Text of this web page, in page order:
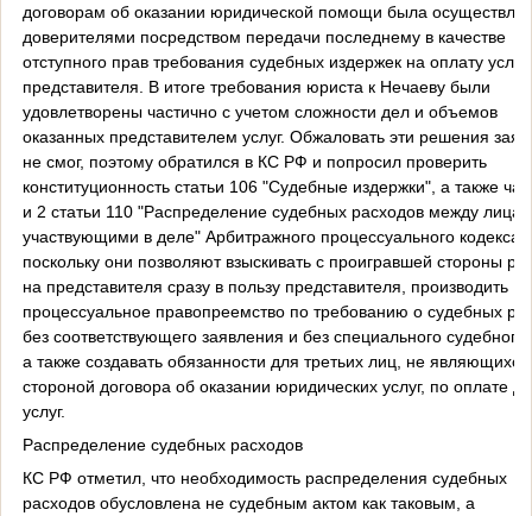
договорам об оказании юридической помощи была
доверителями посредством передачи последнему в качестве
отступного прав требования судебных издержек на оплату услуг
представителя. В итоге требования юриста к Нечаеву были
удовлетворены частично с учетом сложности дел и объемов
оказанных представителем услуг. Обжаловать эти решения
не смог, поэтому обратился в КС РФ и попросил проверить
конституционность статьи 106 "Судебные издержки", а также
и 2 статьи 110 "Распределение судебных расходов между
участвующими в деле" Арбитражного процессуального кодекса
поскольку они позволяют взыскивать с проигравшей стороны
на представителя сразу в пользу представителя, производить
процессуальное правопреемство по требованию о судебных
без соответствующего заявления и без специального судебного
а также создавать обязанности для третьих лиц, не являющихся
стороной договора об оказании юридических услуг, по оплате
услуг.
Распределение судебных расходов
КС РФ отметил, что необходимость распределения судебных
расходов обусловлена не судебным актом как таковым, а